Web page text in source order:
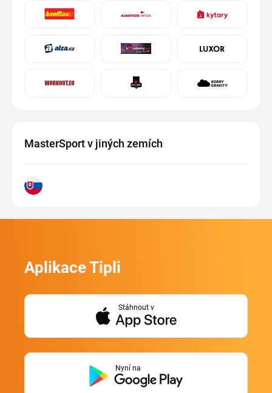
MasterSport v jiných zemích
Aplikace Tipli
Stáhnout v
Nyní na